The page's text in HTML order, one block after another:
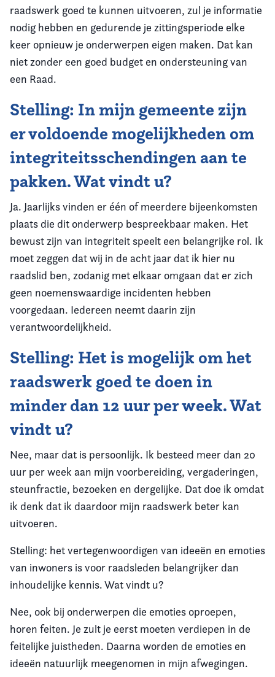
raadswerk goed te kunnen uitvoeren, zul je informatie
nodig hebben en gedurende je zittingsperiode elke
keer opnieuw je onderwerpen eigen maken. Dat kan
niet zonder een goed budget en ondersteuning van
een Raad.
Stelling: In mijn gemeente zijn
er voldoende mogelijkheden om
integriteitsschendingen aan te
pakken. Wat vindt u?
Ja. Jaarlijks vinden er één of meerdere bijeenkomsten
plaats die dit onderwerp bespreekbaar maken. Het
bewust zijn van integriteit speelt een belangrijke rol. Ik
moet zeggen dat wij in de acht jaar dat ik hier nu
raadslid ben, zodanig met elkaar omgaan dat er zich
geen noemenswaardige incidenten hebben
voorgedaan. Iedereen neemt daarin zijn
verantwoordelijkheid.
Stelling: Het is mogelijk om het
raadswerk goed te doen in
minder dan 12 uur per week. Wat
vindt u?
Nee, maar dat is persoonlijk. Ik besteed meer dan 20
uur per week aan mijn voorbereiding, vergaderingen,
steunfractie, bezoeken en dergelijke. Dat doe ik omdat
ik denk dat ik daardoor mijn raadswerk beter kan
uitvoeren.
Stelling: het vertegenwoordigen van ideeën en emoties
van inwoners is voor raadsleden belangrijker dan
inhoudelijke kennis. Wat vindt u?
Nee, ook bij onderwerpen die emoties oproepen,
horen feiten. Je zult je eerst moeten verdiepen in de
feitelijke juistheden. Daarna worden de emoties en
ideeën natuurlijk meegenomen in mijn afwegingen.